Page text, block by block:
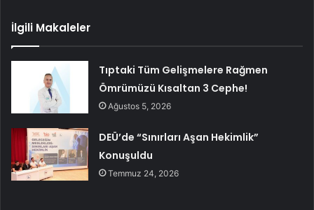
İlgili Makaleler
Tıptaki Tüm Gelişmelere Rağmen
Ömrümüzü Kısaltan 3 Cephe!
Ağustos 5, 2026
DEÜ’de “Sınırları Aşan Hekimlik”
Konuşuldu
Temmuz 24, 2026